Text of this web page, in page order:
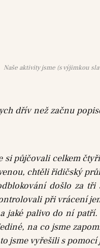
Naše aktivity jsme (s výjimkou
dřív než začnu
si půjčovali celkem
chtěli řidičský
došlo za
při vrácení
jaké palivo do ní
na co jsme
jsme vyřešili s